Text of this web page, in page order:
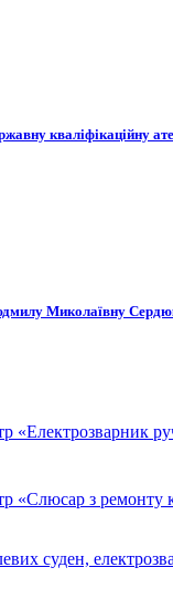
кваліфікаційну
Миколаївну
«Електрозварник
«Слюсар з ремонту
суден,